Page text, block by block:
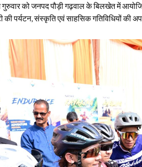
गुरुवार को जनपद पौड़ी गढ़वाल के बिलखेत में
की पर्यटन, संस्कृति एवं साहसिक गतिविधियों की